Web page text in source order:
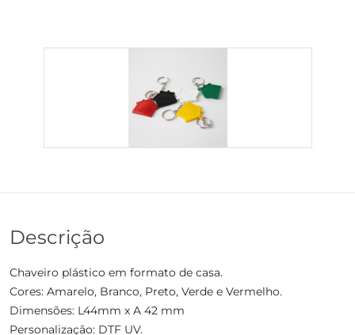
Descrição
Chaveiro plástico em formato de casa.
Cores: Amarelo, Branco, Preto, Verde e Vermelho.
Dimensões: L44mm x A 42 mm
Personalização: DTF UV.